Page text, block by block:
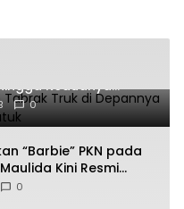
Dump Tabrak
Keduanya
0
“Barbie” PKN pada
Kini Resmi
PKN DIY
0